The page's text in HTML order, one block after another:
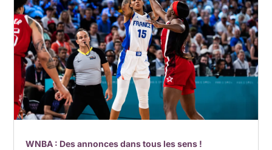
WNBA : Des annonces dans tous les sens !